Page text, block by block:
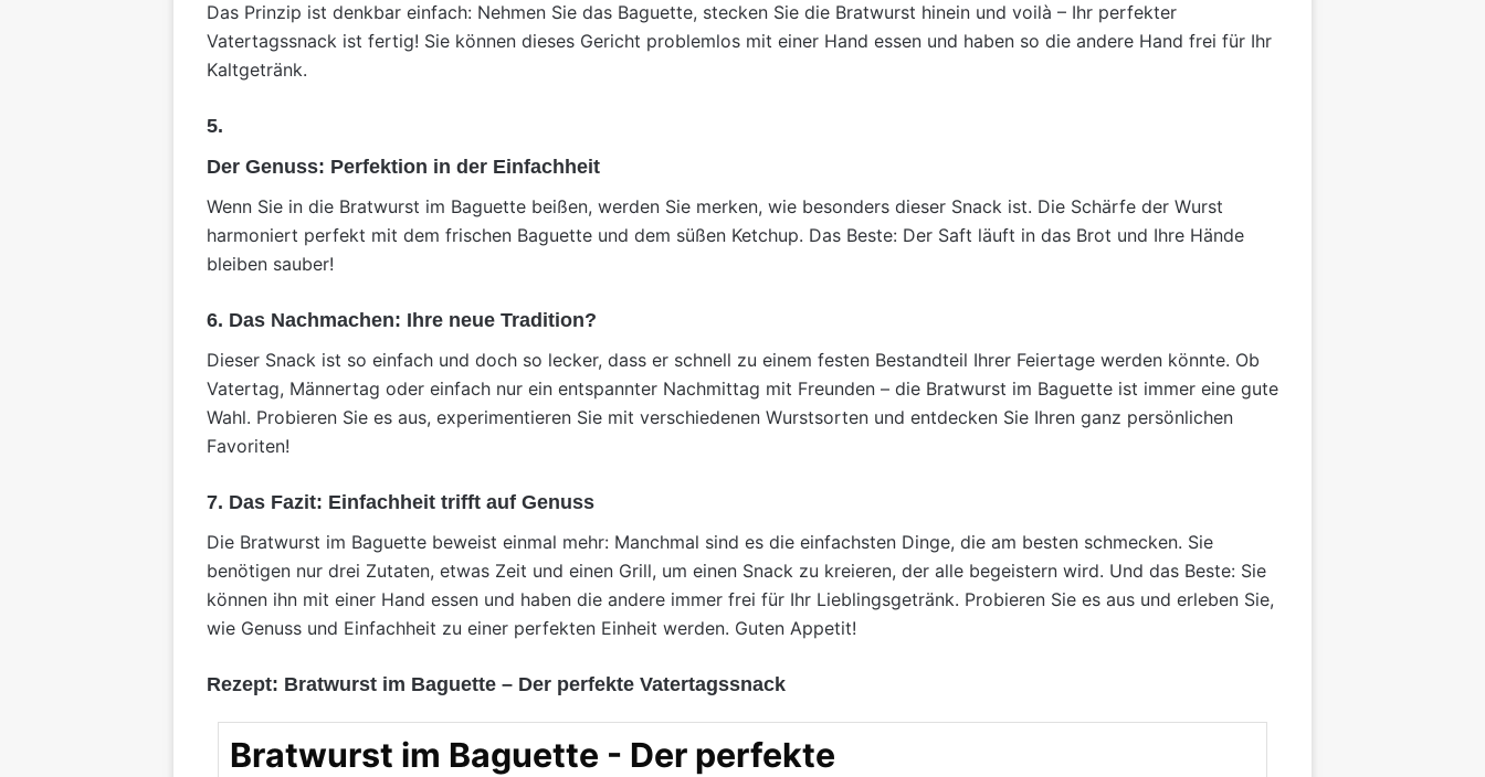
Das Prinzip ist denkbar einfach: Nehmen Sie das Baguette, stecken Sie die Bratwurst hinein und voilà – Ihr perfekter
Vatertagssnack ist fertig! Sie können dieses Gericht problemlos mit einer Hand essen und haben so die andere Hand frei für Ihr
Kaltgetränk.
5.
Der Genuss: Perfektion in der Einfachheit
Wenn Sie in die Bratwurst im Baguette beißen, werden Sie merken, wie besonders dieser Snack ist. Die Schärfe der Wurst
harmoniert perfekt mit dem frischen Baguette und dem süßen Ketchup. Das Beste: Der Saft läuft in das Brot und Ihre Hände
bleiben sauber!
6. Das Nachmachen: Ihre neue Tradition?
Dieser Snack ist so einfach und doch so lecker, dass er schnell zu einem festen Bestandteil Ihrer Feiertage werden könnte. Ob
Vatertag, Männertag oder einfach nur ein entspannter Nachmittag mit Freunden – die Bratwurst im Baguette ist immer eine gute
Wahl. Probieren Sie es aus, experimentieren Sie mit verschiedenen Wurstsorten und entdecken Sie Ihren ganz persönlichen
Favoriten!
7. Das Fazit: Einfachheit trifft auf Genuss
Die Bratwurst im Baguette beweist einmal mehr: Manchmal sind es die einfachsten Dinge, die am besten schmecken. Sie
benötigen nur drei Zutaten, etwas Zeit und einen Grill, um einen Snack zu kreieren, der alle begeistern wird. Und das Beste: Sie
können ihn mit einer Hand essen und haben die andere immer frei für Ihr Lieblingsgetränk. Probieren Sie es aus und erleben Sie,
wie Genuss und Einfachheit zu einer perfekten Einheit werden. Guten Appetit!
Rezept: Bratwurst im Baguette – Der perfekte Vatertagssnack
Bratwurst im Baguette - Der perfekte